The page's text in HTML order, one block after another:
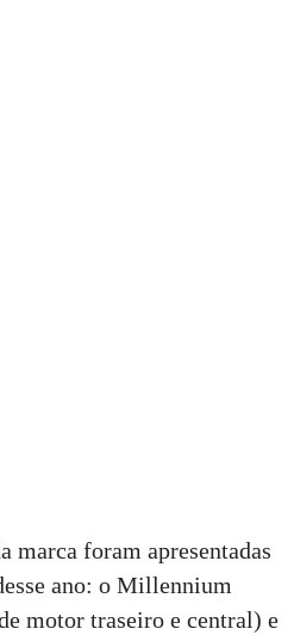
marca foram apresentadas
ano: o Millennium
motor traseiro e central) e